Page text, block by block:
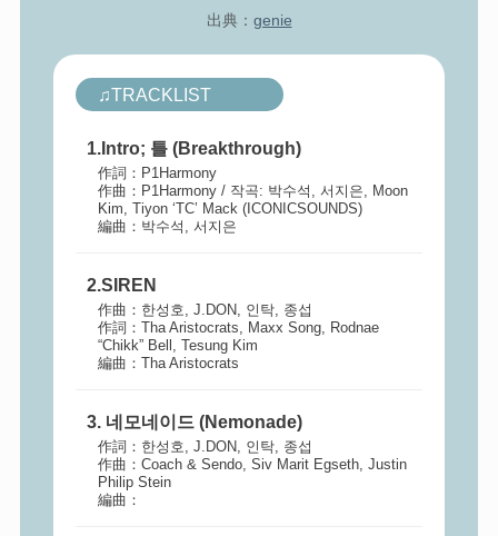
出典： genie
♫TRACKLIST
1.Intro; 틀 (Breakthrough)
作詞：P1Harmony
作曲：P1Harmony / 작곡: 박수석, 서지은, Moon
Kim, Tiyon ‘TC’ Mack (ICONICSOUNDS)
編曲：박수석, 서지은
2.SIREN
作曲：한성호, J.DON, 인탁, 종섭
作詞：Tha Aristocrats, Maxx Song, Rodnae
“Chikk” Bell, Tesung Kim
編曲：Tha Aristocrats
3. 네모네이드 (Nemonade)
作詞：한성호, J.DON, 인탁, 종섭
作曲：Coach & Sendo, Siv Marit Egseth, Justin
Philip Stein
編曲：